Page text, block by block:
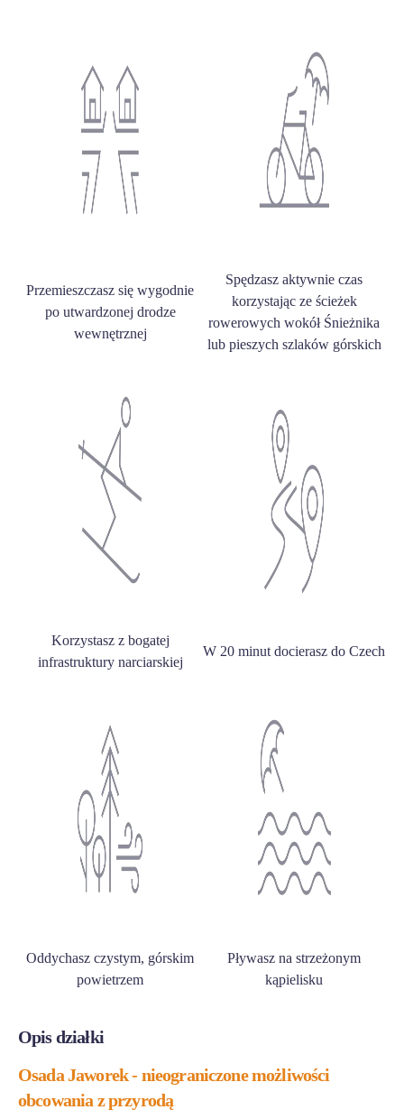
Przemieszczasz się wygodnie
po utwardzonej drodze
wewnętrznej
Spędzasz aktywnie czas
korzystając ze ścieżek
rowerowych wokół Śnieżnika
lub pieszych szlaków górskich
Korzystasz z bogatej
infrastruktury narciarskiej
W 20 minut docierasz do Czech
Oddychasz czystym, górskim
powietrzem
Pływasz na strzeżonym
kąpielisku
Opis działki
Osada Jaworek - nieograniczone możliwości
obcowania z przyrodą